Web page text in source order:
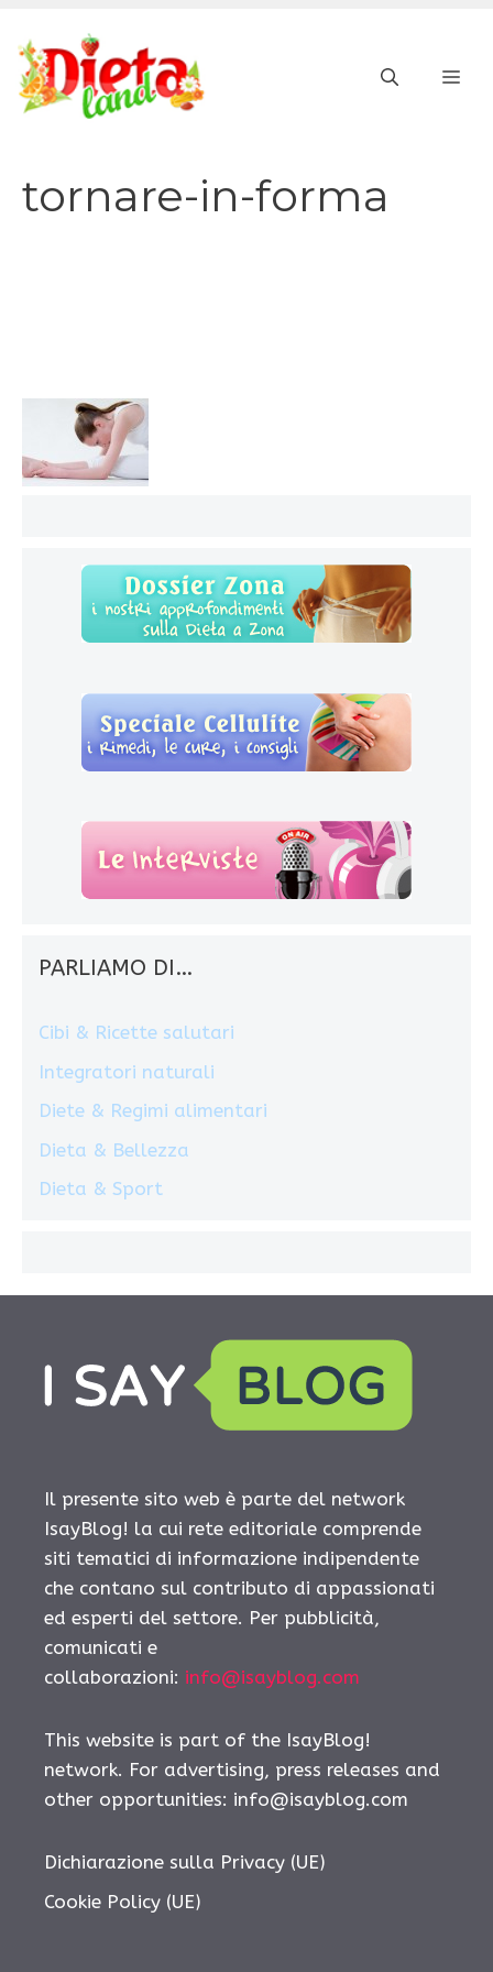
contenuto
tornare-in-forma
PARLIAMO DI…
Cibi & Ricette salutari
Integratori naturali
Diete & Regimi alimentari
Dieta & Bellezza
Dieta & Sport
Il presente sito web è parte del network
IsayBlog! la cui rete editoriale comprende
siti tematici di informazione indipendente
che contano sul contributo di appassionati
ed esperti del settore. Per pubblicità,
comunicati e
collaborazioni: info@isayblog.com
This website is part of the IsayBlog!
network. For advertising, press releases and
other opportunities: info@isayblog.com
Dichiarazione sulla Privacy (UE)
Cookie Policy (UE)